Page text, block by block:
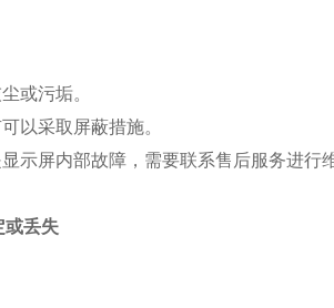
或污垢。
采取屏蔽措施。
屏内部故障，需要联系售后服务进行维
或丢失